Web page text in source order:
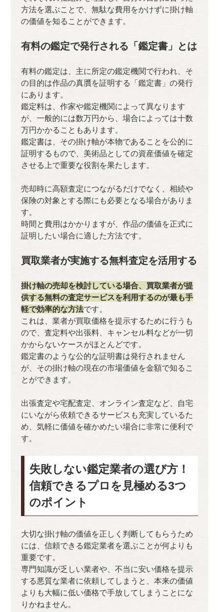
方法を選ぶことで、無駄な費用をかけずに掛け軸
の価値を知ることができます。
有料の鑑定で発行される「鑑定書」とは
有料の鑑定は、主に所定の鑑定機関で行われ、そ
の目的は作品の真贋を証明する「鑑定書」の発行
にあります。
鑑定料は、作家や鑑定機関によって異なります
が、一般的には数万円から、場合によっては十数
万円かかることもあります。
鑑定書は、その掛け軸が本物であることを公的に
証明するもので、美術品としての資産価値を確定
させる上で重要な役割を果たします。
売却時に高額査定につながるだけでなく、相続や
保険の対象とする際にも必要となる場合がありま
す。
時間と費用はかかりますが、作品の価値を正式に
証明したい場合に適した方法です。
買取業者が実施する無料査定を活用する
掛け軸の売却を検討している場合、買取業者が提
供する無料の査定サービスを利用するのが最も手
軽で効率的な方法です。
これは、業者が買取価格を提示するために行うも
ので、査定料や出張料、キャンセル料などが一切
かからないケースがほとんどです。
鑑定書のような公的な証明書は発行されません
が、その掛け軸の現在の市場価値を金額で知るこ
とができます。
出張査定や宅配査定、オンライン査定など、自宅
にいながら依頼できるサービスも充実しているた
め、気軽に価値を確かめたい場合に非常に便利で
す。
失敗しない鑑定業者の選び方！
信頼できるプロを見極める3つ
のポイント
大切な掛け軸の価値を正しく判断してもらうため
には、信頼できる鑑定業者を選ぶことが何よりも
重要です。
専門知識が乏しい業者や、不当に安い価格を提示
する悪質な業者に依頼してしまうと、本来の価値
よりも大幅に低い価格で手放してしまうことにな
りかねません。